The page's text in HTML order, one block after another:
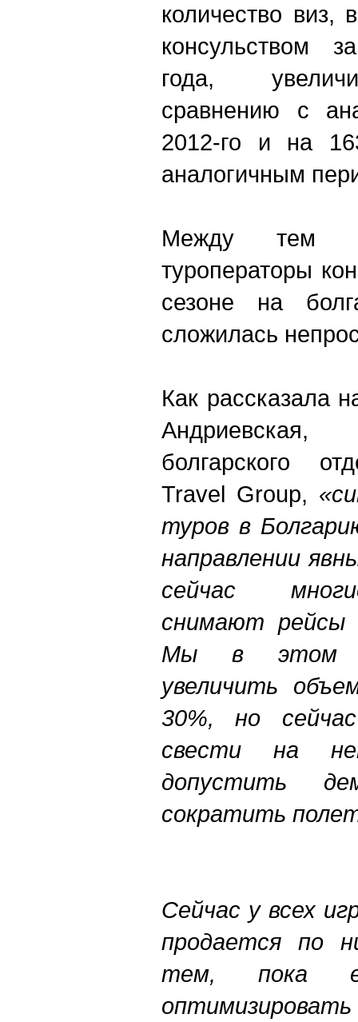
количество виз,
консульством
года,
сравнению с
2012-го и на
аналогичным
Между тем
туроператоры
сезоне на
сложилась
Как рассказала
болгарского
Travel Group,
туров в
направлении
сейчас
снимают рейсы
Мы в этом
увеличить
30%, но
свести на
допустить
сократить
Сейчас у всех
продается по
тем, пока